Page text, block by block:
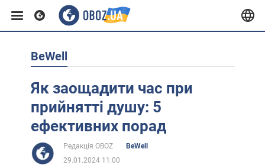
Європа
США
BeWell
Як заощадити час при
прийнятті душу: 5
ефективних порад
Редакція OBOZ
BeWell
29.01.2024 11:00